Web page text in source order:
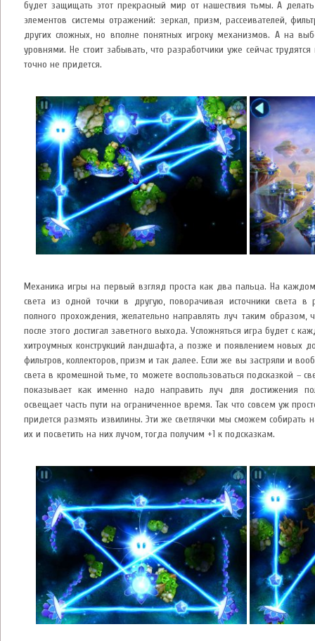
будет защищать этот прекрасный мир от нашествия тьмы. А
элементов системы отражений: зеркал, призм, рассеивателей,
других сложных, но вполне понятных игроку механизмов. А на
уровнями. Не стоит забывать, что разработчики уже сейчас
точно не придется.
Механика игры на первый взгляд проста как два пальца. На
света из одной точки в другую, поворачивая источники света в
полного прохождения, желательно направлять луч таким
после этого достигал заветного выхода. Усложняться игра будет с
хитроумных конструкций ландшафта, а позже и появлением новых
фильтров, коллекторов, призм и так далее. Если же вы застряли и
света в кромешной тьме, то можете воспользоваться подсказкой –
показывает как именно надо направить луч для достижения
освещает часть пути на ограниченное время. Так что совсем уж
придется размять извилины. Эти же светлячки мы сможем собирать
их и посветить на них лучом, тогда получим +1 к подсказкам.